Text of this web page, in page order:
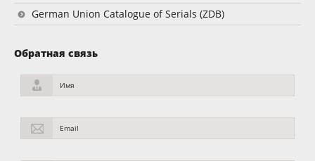
German Union Catalogue of Serials (ZDB)
Обратная связь
Имя
Email